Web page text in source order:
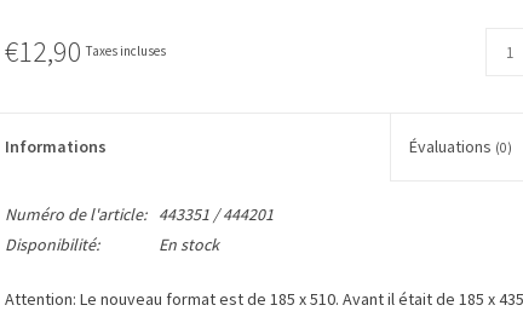
€12,90 Taxes incluses
Informations Évaluations (0)
Numéro de l'article:
443351 / 444201
Disponibilité:
En stock
Attention: Le nouveau format est de 185 x 510. Avant il était de 185 x